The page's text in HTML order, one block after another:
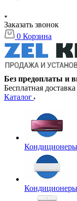
Заказать звонок
0 Корзина
Без предоплаты и
Бесплатная доставка
Каталог
Кондиционеры